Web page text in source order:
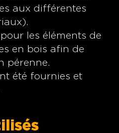
aux différentes
les éléments de
en bois afin de
pérenne.
été fournies et